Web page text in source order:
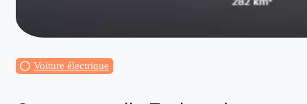
Voiture électrique